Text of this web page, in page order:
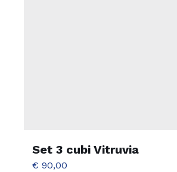
Set 3 cubi Vitruvia
€ 90,00